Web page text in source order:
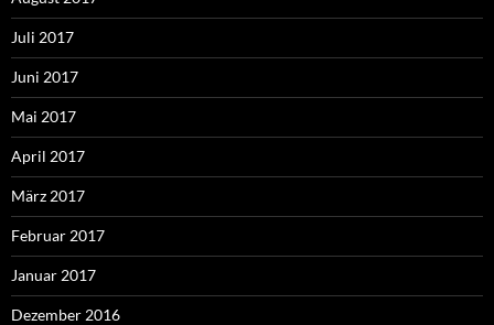
Juli 2017
Juni 2017
Mai 2017
April 2017
März 2017
Februar 2017
Januar 2017
Dezember 2016